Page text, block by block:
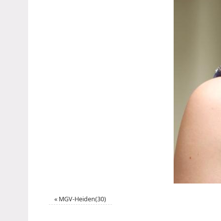
« MGV-Heiden(30)